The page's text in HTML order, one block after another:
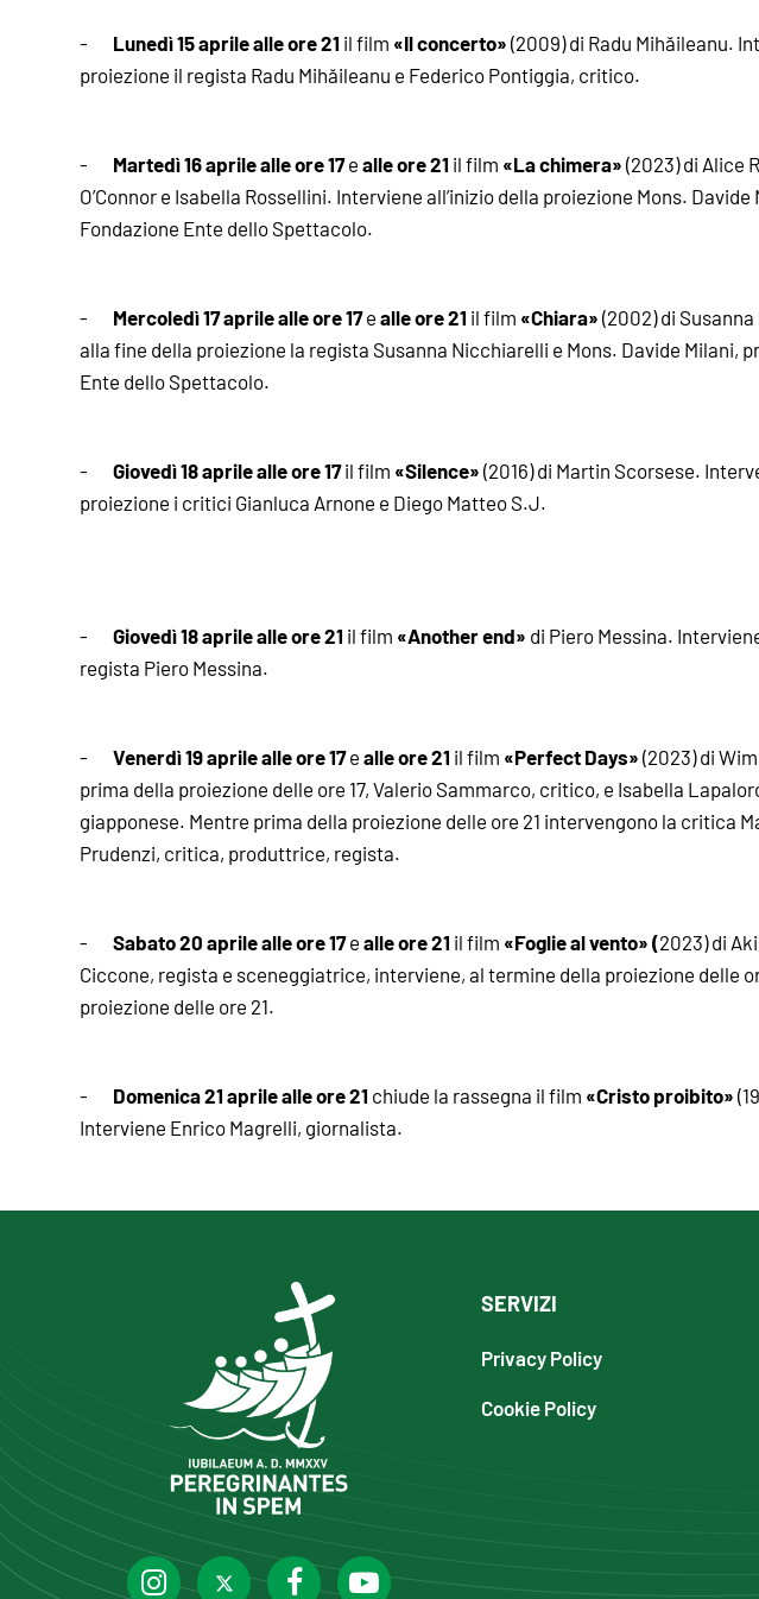
- Lunedì 15 aprile alle ore 21 il film «Il concerto»(2009) di Radu Mihăileanu.
proiezione il regista Radu Mihăileanu e Federico Pontiggia, critico.
- Martedì 16 aprile alle ore 17ealle ore 21 il film «La chimera»(2023) di Alice
O’Connor e Isabella Rossellini. Interviene all’inizio della proiezione Mons.
Fondazione Ente dello Spettacolo.
- Mercoledì 17 aprile alle ore 17ealle ore 21 il film «Chiara»(2002) di
alla fine della proiezione la regista Susanna Nicchiarelli e Mons. Davide Milani,
Ente dello Spettacolo.
-Giovedì 18 aprile alle ore 17il film «Silence»(2016) di Martin Scorsese.
proiezione i critici Gianluca Arnone e Diego Matteo S.J.
-Giovedì 18 aprile alle ore 21 il film «Another end» di Piero Messina.
regista Piero Messina.
-Venerdì 19 aprile alle ore 17ealle ore 21 il film «Perfect Days»(2023) di
prima della proiezione delle ore 17, Valerio Sammarco, critico, e Isabella
giapponese. Mentre prima della proiezione delle ore 21 intervengono la critica
Prudenzi, critica, produttrice, regista.
-Sabato 20 aprile alle ore 17ealle ore 21 il film «Foglie al vento» (2023) di
Ciccone, regista e sceneggiatrice, interviene, al termine della proiezione delle
proiezione delle ore 21.
- Domenica 21 aprile alle ore 21 chiude la rassegna il film «Cristo proibito»
Interviene Enrico Magrelli, giornalista.
SERVIZI
Privacy Policy
Cookie Policy